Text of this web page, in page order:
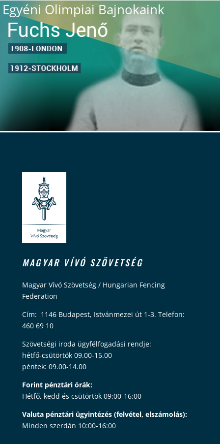
Egyéni Olimpiai Bajnokaink
MAGYAR VÍVÓ SZÖVETSÉG
Magyar Vívó Szövetség / Hungarian Fencing
Federation
Cím: 1146 Budapest, Istvánmezei út 1-3. Telefon:
460 69 10
Szövetségi iroda ügyfélfogadási rendje:
hétfő-csütörtök 09.00-15.00
péntek: 09.00-14.00
Forint pénztári órák:
Hétfő, kedd és csütörtök 09:00-16:00
Valuta pénztári ügyintézés (felvétel, elszámolás):
Minden szerdán 10:00-16:00